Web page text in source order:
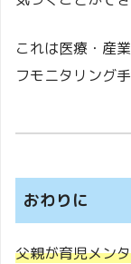
これは医療・産
フモニタリング手
おわりに
父親が育児メン